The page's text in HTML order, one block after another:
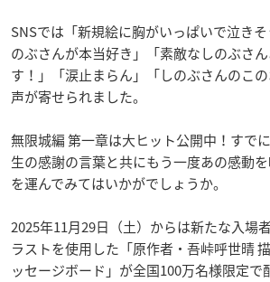
SNSでは「新規絵に胸がいっぱいで泣き
のぶさんが本当好き」「素敵なしのぶさ
す！」「涙止まらん」「しのぶさんのこ
声が寄せられました。
無限城編 第一章は大ヒット公開中！すで
生の感謝の言葉と共にもう一度あの感動
を運んでみてはいかがでしょうか。
2025年11月29日（土）からは新たな入場
ラストを使用した「原作者・吾峠呼世晴
ッセージボード」が全国100万名様限定で